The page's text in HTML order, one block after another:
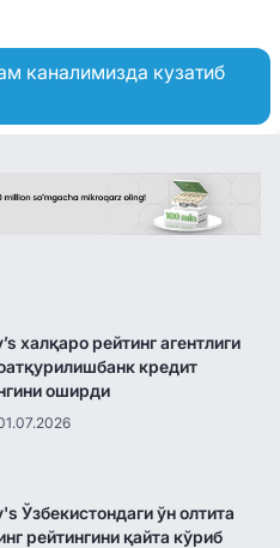
каналимизда кузатиб
халқаро рейтинг агентлиги
кредит
оширди
Ўзбекистондаги ўн олтита
рейтингини қайта кўриб